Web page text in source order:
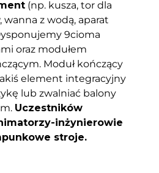
(np. kusza, tor dla
z wodą, aparat
9cioma
oraz modułem
Moduł kończący
element integracyjny
lub zwalniać balony
Uczestników
inżynierowie
stroje.